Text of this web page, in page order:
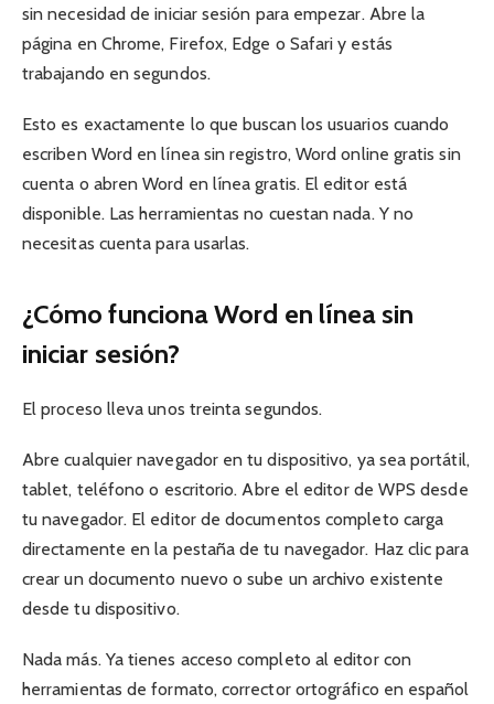
sin necesidad de iniciar sesión para empezar. Abre la
página en Chrome, Firefox, Edge o Safari y estás
trabajando en segundos.
Esto es exactamente lo que buscan los usuarios cuando
escriben Word en línea sin registro, Word online gratis sin
cuenta o abren Word en línea gratis. El editor está
disponible. Las herramientas no cuestan nada. Y no
necesitas cuenta para usarlas.
¿Cómo funciona Word en línea sin
iniciar sesión?
El proceso lleva unos treinta segundos.
Abre cualquier navegador en tu dispositivo, ya sea portátil,
tablet, teléfono o escritorio. Abre el editor de WPS desde
tu navegador. El editor de documentos completo carga
directamente en la pestaña de tu navegador. Haz clic para
crear un documento nuevo o sube un archivo existente
desde tu dispositivo.
Nada más. Ya tienes acceso completo al editor con
herramientas de formato, corrector ortográfico en español